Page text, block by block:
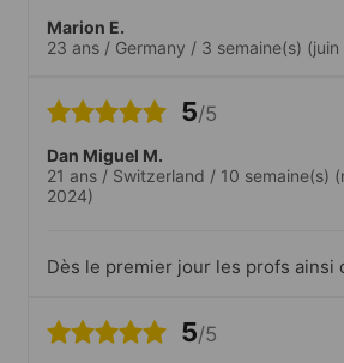
Marion E.
23 ans / Germany / 3 semaine(s)
5/5
Dan Miguel M.
21 ans / Switzerland / 10 semaine(s)
2024)
Dès le premier jour les profs ainsi
facile de faire pleins de nouvelles
5/5